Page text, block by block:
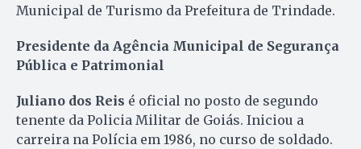
Municipal de Turismo da Prefeitura de Trindade.
Presidente da Agência Municipal de Segurança
Pública e Patrimonial
Juliano dos Reis é oficial no posto de segundo
tenente da Policia Militar de Goiás. Iniciou a
carreira na Polícia em 1986, no curso de soldado.